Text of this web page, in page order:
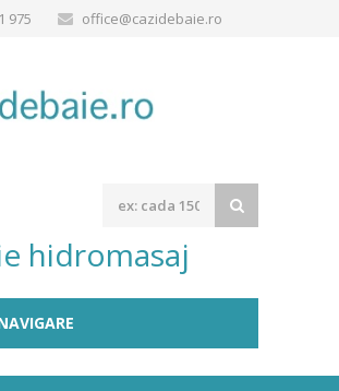
975 office@cazidebaie.ro
hidromasaj